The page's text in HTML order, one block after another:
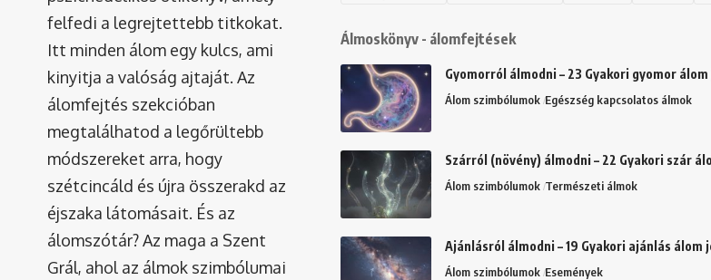
felfedi a legrejtettebb titkokat.
Itt minden álom egy kulcs, ami
kinyitja a valóság ajtaját. Az
álomfejtés szekcióban
megtalálhatod a legőrültebb
módszereket arra, hogy
szétcincáld és újra összerakd az
éjszaka látomásait. És az
álomszótár? Az maga a Szent
Grál, ahol az álmok szimbólumai
Álmoskönyv - álomfejtések
Gyomorról álmodni – 23 Gyakori gyomor
Álom szimbólumok Egészség kapcsolatos álmok
Szárról (növény) álmodni – 22 Gyakori szár
Álom szimbólumok Természeti álmok
Ajánlásról álmodni – 19 Gyakori ajánlás
Álom szimbólumok Események